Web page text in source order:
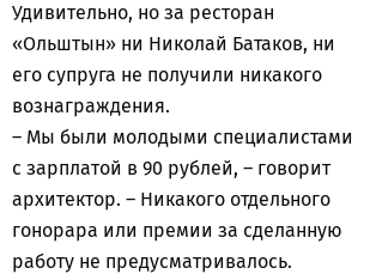
Удивительно, но за ресторан
«Ольштын» ни Николай Батаков, ни
его супруга не получили никакого
вознаграждения.
– Мы были молодыми специалистами
с зарплатой в 90 рублей, – говорит
архитектор. – Никакого отдельного
гонорара или премии за сделанную
работу не предусматривалось.